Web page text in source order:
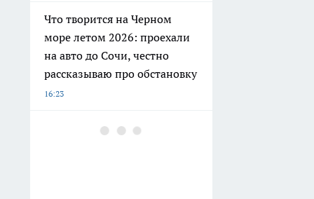
Что творится на Черном
море летом 2026: проехали
на авто до Сочи, честно
рассказываю про обстановку
16:23
В Тамбове купание